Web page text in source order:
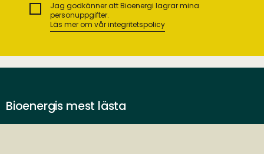
Jag godkänner att Bioenergi lagrar mina
personuppgifter.
Läs mer om vår integritetspolicy
Bioenergis mest lästa